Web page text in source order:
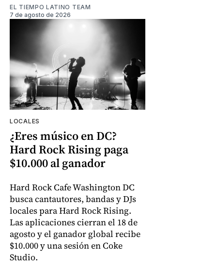
EL TIEMPO LATINO TEAM
7 de agosto de 2026
LOCALES
¿Eres músico en DC?
Hard Rock Rising paga
$10.000 al ganador
Hard Rock Cafe Washington DC
busca cantautores, bandas y DJs
locales para Hard Rock Rising.
Las aplicaciones cierran el 18 de
agosto y el ganador global recibe
$10.000 y una sesión en Coke
Studio.